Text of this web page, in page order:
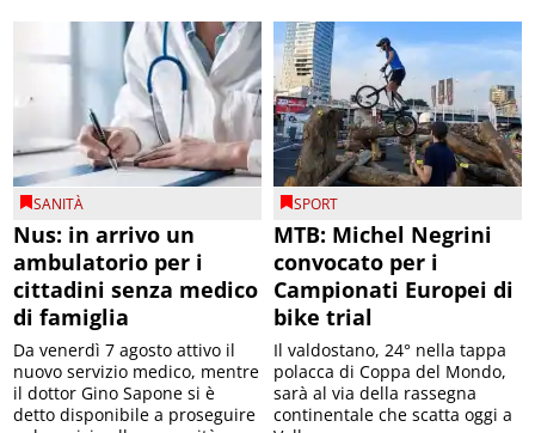
SANITÀ
Nus: in arrivo un
ambulatorio per i
cittadini senza medico
di famiglia
Da venerdì 7 agosto attivo il
nuovo servizio medico, mentre
il dottor Gino Sapone si è
detto disponibile a proseguire
SPORT
MTB: Michel Negrini
convocato per i
Campionati Europei di
bike trial
Il valdostano, 24° nella tappa
polacca di Coppa del Mondo,
sarà al via della rassegna
continentale che scatta oggi a